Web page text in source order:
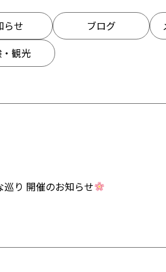
らせ ブログ
観光
巡り 開催のお知らせ